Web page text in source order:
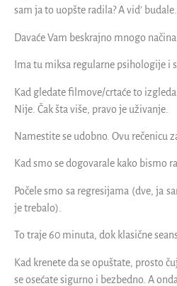
sam ja to uopšte radila? A vid’
Davaće Vam beskrajno mnogo
Ima tu miksa regularne psihologije i
Kad gledate filmove/crtaće to izgleda
Nije. Čak šta više, pravo je uživanje.
Namestite se udobno. Ovu rečenicu
Kad smo se dogovarale kako bismo
Počele smo sa regresijama (dve, ja
je trebalo).
To traje 60 minuta, dok klasične
Kad krenete da se opuštate, prosto
se osećate sigurno i bezbedno. A